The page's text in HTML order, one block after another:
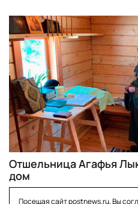
Отшельница Агафья
дом
Посещая сайт postnews.ru, Вы